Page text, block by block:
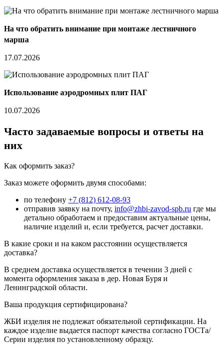
На что обратить внимание при монтаже лестничного
марша
17.07.2026
Использование аэродромных плит ПАГ
10.07.2026
Часто задаваемые вопросы и ответы на
них
Как оформить заказ?
Заказ можете оформить двумя способами:
по телефону +7 (812) 612-08-93
отправив заявку на почту, info@zhbi-zavod-spb.ru где мы
детально обработаем и предоставим актуальные цены,
наличие изделий и, если требуется, расчет доставки.
В какие сроки и на каком расстоянии осуществляется
доставка?
В среднем доставка осуществляется в течении 3 дней с
момента оформления заказа в дер. Новая Буря и
Ленинградской области.
Ваша продукция сертифицирована?
ЖБИ изделия не подлежат обязательной сертификации. На
каждое изделие выдается паспорт качества согласно ГОСТа/
Серии изделия по установленному образцу.